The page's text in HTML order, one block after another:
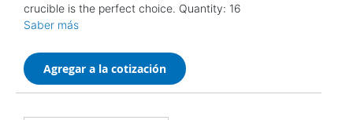
crucible is the perfect choice. Quantity: 16
Saber más
Agregar a la cotización